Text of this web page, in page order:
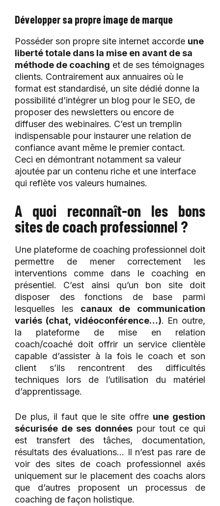
Développer sa propre image de marque
Posséder son propre site internet accorde une
liberté totale dans la mise en avant de sa
méthode de coaching et de ses témoignages
clients. Contrairement aux annuaires où le
format est standardisé, un site dédié donne la
possibilité d’intégrer un blog pour le SEO, de
proposer des newsletters ou encore de
diffuser des webinaires. C’est un tremplin
indispensable pour instaurer une relation de
confiance avant même le premier contact.
Ceci en démontrant notamment sa valeur
ajoutée par un contenu riche et une interface
qui reflète vos valeurs humaines.
A quoi reconnaît-on les bons
sites de coach professionnel ?
Une plateforme de coaching professionnel doit
permettre de mener correctement les
interventions comme dans le coaching en
présentiel. C’est ainsi qu’un bon site doit
disposer des fonctions de base parmi
lesquelles les canaux de communication
variés (chat, vidéoconférence…). En outre,
la plateforme de mise en relation
coach/coaché doit offrir un service clientèle
capable d’assister à la fois le coach et son
client s’ils rencontrent des difficultés
techniques lors de l’utilisation du matériel
d’apprentissage.
De plus, il faut que le site offre une gestion
sécurisée de ses données pour tout ce qui
est transfert des tâches, documentation,
résultats des évaluations… Il n’est pas rare de
voir des sites de coach professionnel axés
uniquement sur le placement des coachs alors
que d’autres proposent un processus de
coaching de façon holistique.